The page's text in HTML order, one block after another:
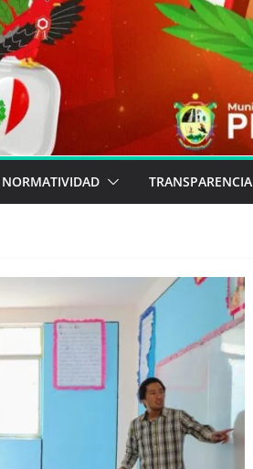
NORMATIVIDAD TRANSPARENCIA